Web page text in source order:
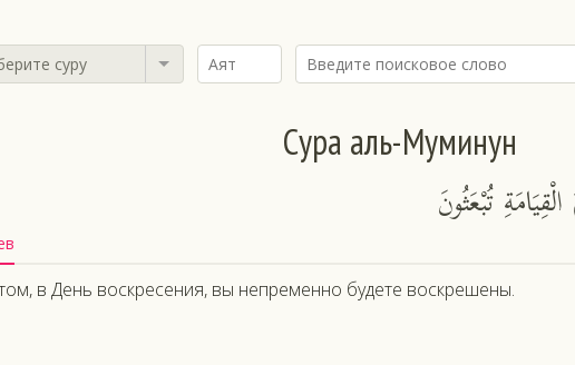
суру
Сура аль-Муминун
تُبْعَثُونَ
в День воскресения, вы непременно будете воскрешены.